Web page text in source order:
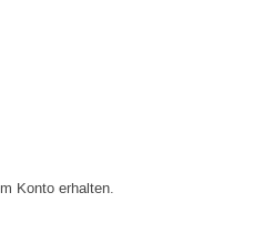
Konto erhalten.